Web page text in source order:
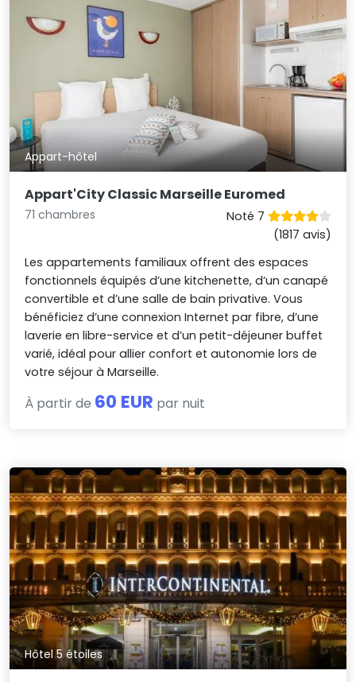
Appart-hôtel
Appart'City Classic Marseille Euromed
71 chambres
Noté 7
(1817 avis)
Les appartements familiaux offrent des espaces
fonctionnels équipés d’une kitchenette, d’un canapé
convertible et d’une salle de bain privative. Vous
bénéficiez d’une connexion Internet par fibre, d’une
laverie en libre-service et d’un petit-déjeuner buffet
varié, idéal pour allier confort et autonomie lors de
votre séjour à Marseille.
À partir de 60 EUR par nuit
Hôtel 5 étoiles